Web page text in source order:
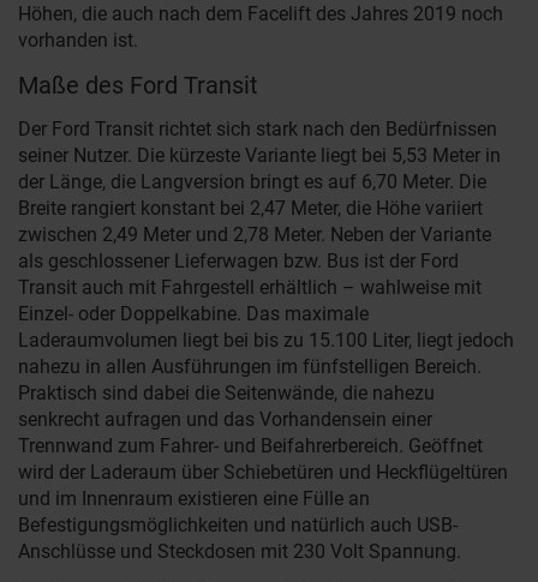
Höhen, die auch nach dem Facelift des Jahres 2019 noch
vorhanden ist.
Maße des Ford Transit
Der Ford Transit richtet sich stark nach den Bedürfnissen
seiner Nutzer. Die kürzeste Variante liegt bei 5,53 Meter in
der Länge, die Langversion bringt es auf 6,70 Meter. Die
Breite rangiert konstant bei 2,47 Meter, die Höhe variiert
zwischen 2,49 Meter und 2,78 Meter. Neben der Variante
als geschlossener Lieferwagen bzw. Bus ist der Ford
Transit auch mit Fahrgestell erhältlich – wahlweise mit
Einzel- oder Doppelkabine. Das maximale
Laderaumvolumen liegt bei bis zu 15.100 Liter, liegt jedoch
nahezu in allen Ausführungen im fünfstelligen Bereich.
Praktisch sind dabei die Seitenwände, die nahezu
senkrecht aufragen und das Vorhandensein einer
Trennwand zum Fahrer- und Beifahrerbereich. Geöffnet
wird der Laderaum über Schiebetüren und Heckflügeltüren
und im Innenraum existieren eine Fülle an
Befestigungsmöglichkeiten und natürlich auch USB-
Anschlüsse und Steckdosen mit 230 Volt Spannung.